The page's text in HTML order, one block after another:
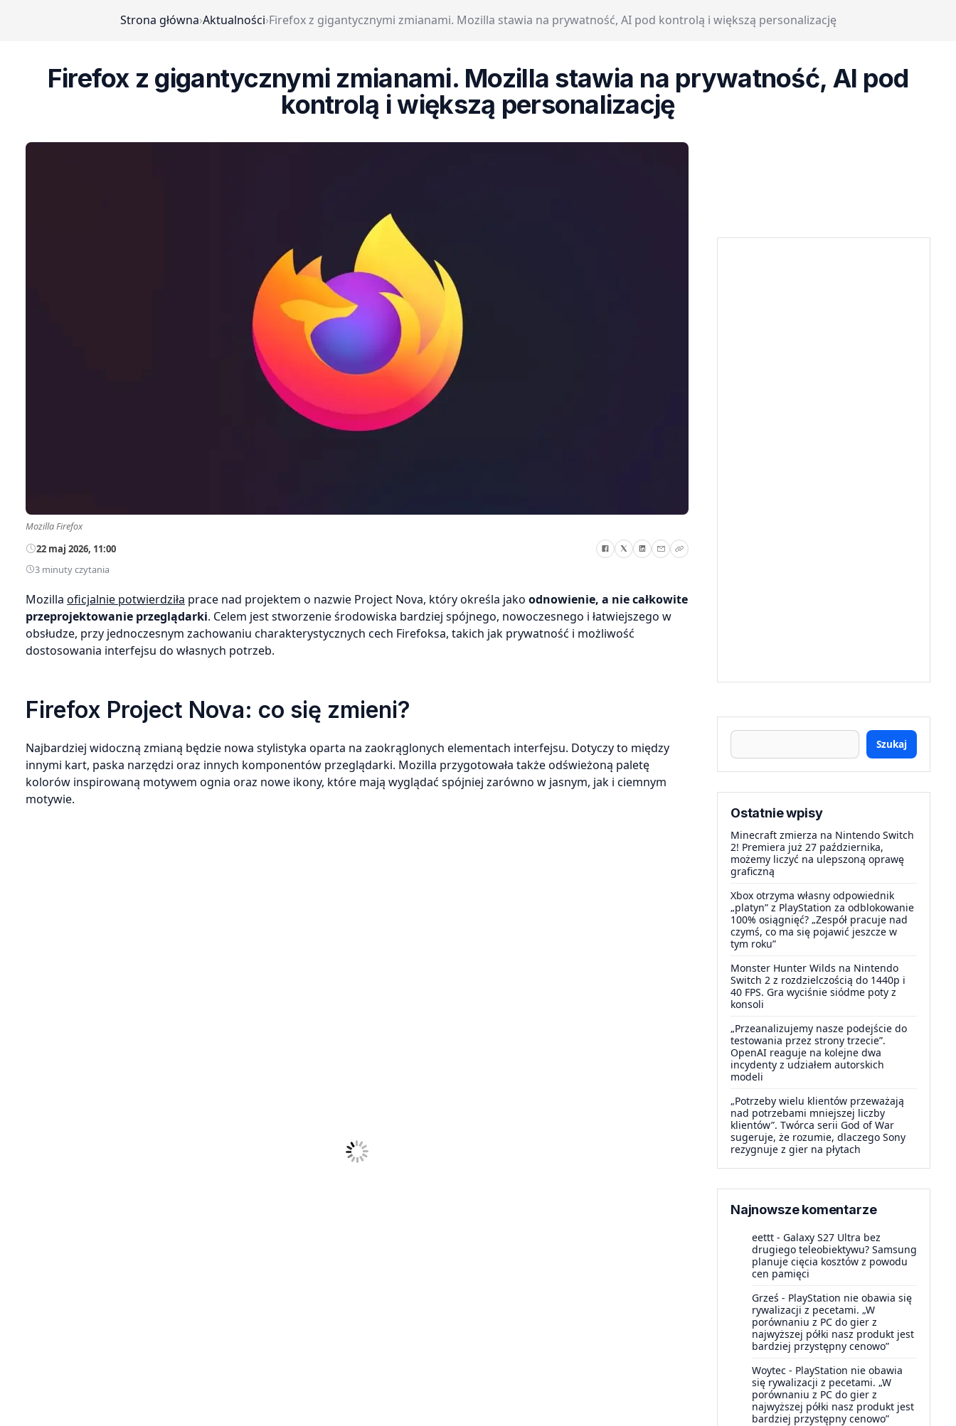
Strona główna›Aktualności›Firefox z gigantycznymi zmianami. Mozilla stawia na prywatność, AI pod kontrolą i większą personalizację
Firefox z gigantycznymi zmianami. Mozilla stawia na prywatność, AI pod
kontrolą i większą personalizację
Mozilla Firefox
22 maj 2026, 11:00
3 minuty czytania
Mozilla oficjalnie potwierdziła prace nad projektem o nazwie Project Nova, który określa jako odnowienie, a nie całkowite
przeprojektowanie przeglądarki. Celem jest stworzenie środowiska bardziej spójnego, nowoczesnego i łatwiejszego w
obsłudze, przy jednoczesnym zachowaniu charakterystycznych cech Firefoksa, takich jak prywatność i możliwość
dostosowania interfejsu do własnych potrzeb.
Firefox Project Nova: co się zmieni?
Najbardziej widoczną zmianą będzie nowa stylistyka oparta na zaokrąglonych elementach interfejsu. Dotyczy to między
innymi kart, paska narzędzi oraz innych komponentów przeglądarki. Mozilla przygotowała także odświeżoną paletę
kolorów inspirowaną motywem ognia oraz nowe ikony, które mają wyglądać spójniej zarówno w jasnym, jak i ciemnym
motywie.
Szukaj
Ostatnie wpisy
Minecraft zmierza na Nintendo Switch
2! Premiera już 27 października,
możemy liczyć na ulepszoną oprawę
graficzną
Xbox otrzyma własny odpowiednik
„platyn” z PlayStation za odblokowanie
100% osiągnięć? „Zespół pracuje nad
czymś, co ma się pojawić jeszcze w
tym roku”
Monster Hunter Wilds na Nintendo
Switch 2 z rozdzielczością do 1440p i
40 FPS. Gra wyciśnie siódme poty z
konsoli
„Przeanalizujemy nasze podejście do
testowania przez strony trzecie”.
OpenAI reaguje na kolejne dwa
incydenty z udziałem autorskich
modeli
„Potrzeby wielu klientów przeważają
nad potrzebami mniejszej liczby
klientów”. Twórca serii God of War
sugeruje, że rozumie, dlaczego Sony
rezygnuje z gier na płytach
Najnowsze komentarze
eettt - Galaxy S27 Ultra bez
drugiego teleobiektywu? Samsung
planuje cięcia kosztów z powodu
cen pamięci
Grześ - PlayStation nie obawia się
rywalizacji z pecetami. „W
porównaniu z PC do gier z
najwyższej półki nasz produkt jest
bardziej przystępny cenowo”
Woytec - PlayStation nie obawia
się rywalizacji z pecetami. „W
porównaniu z PC do gier z
najwyższej półki nasz produkt jest
bardziej przystępny cenowo”